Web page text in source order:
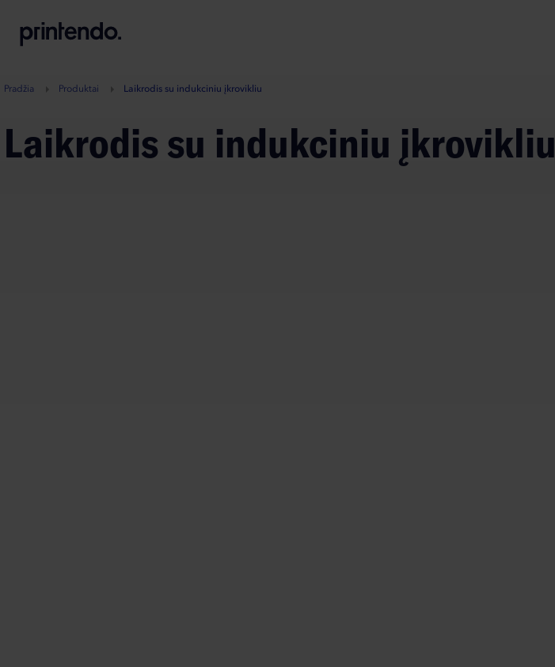
A
Pradžia Produktai Laikrodis su indukciniu įkrovikliu
Laikrodis su indukciniu įkrovikliu